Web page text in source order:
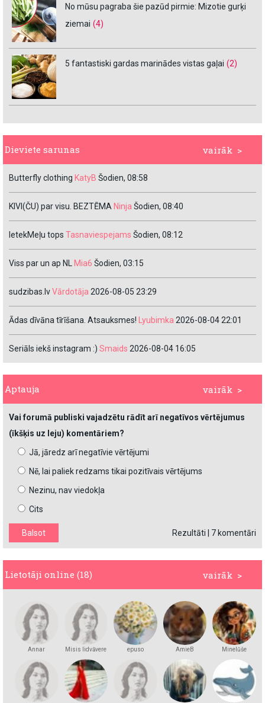
No mūsu pagraba šie pazūd pirmie: Mizotie gurķi
ziemai (4)
5 fantastiski gardas marinādes vistas gaļai (2)
vairāk >
Dieviete sarunas
Butterfly clothing KatyB Šodien, 08:58
KIVI(ČU) par visu. BEZTĒMA Ninja Šodien, 08:40
IetekMeļu tops Tasnaviespejams Šodien, 08:12
Viss par un ap NL Mia6 Šodien, 03:15
sudzibas.lvVārdotāja 2026-08-05 23:29
Ādas dīvāna tīrīšana. Atsauksmes! Lyubimka 2026-08-04 22:01
Seriāls iekš instagram :) Smaids 2026-08-04 16:05
vairāk >
Aptauja
Vai forumā publiski vajadzētu rādīt arī negatīvos vērtējumus
(īkšķis uz leju) komentāriem?
Jā, jāredz arī negatīvie vērtējumi
Nē, lai paliek redzams tikai pozitīvais vērtējums
Nezinu, nav viedokļa
Cits
Rezultāti 7 komentāri
vairāk >
Lietotāji online (18)
Annar Misis lidvāvere epuso AmieB Minelūše